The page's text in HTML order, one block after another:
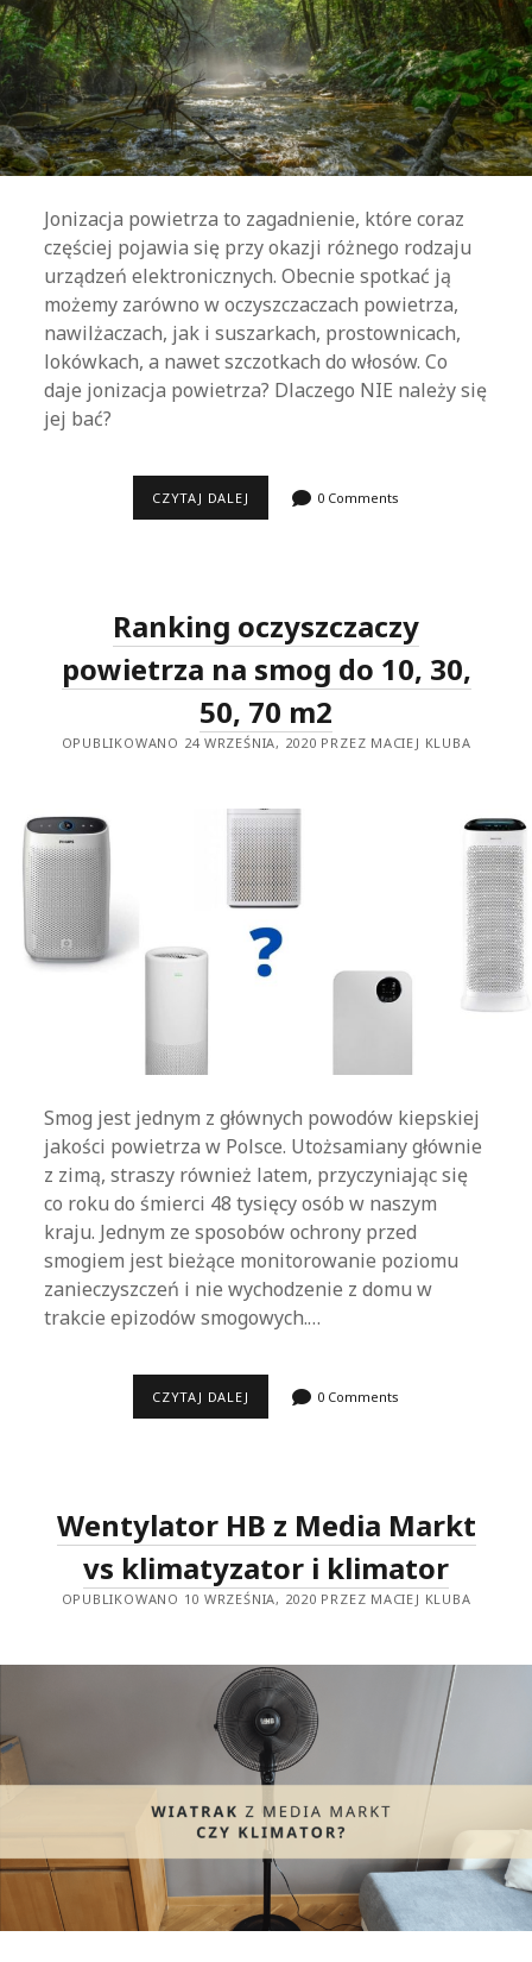
Jonizacja powietrza to zagadnienie, które coraz
częściej pojawia się przy okazji różnego rodzaju
urządzeń elektronicznych. Obecnie spotkać ją
możemy zarówno w oczyszczaczach powietrza,
nawilżaczach, jak i suszarkach, prostownicach,
lokówkach, a nawet szczotkach do włosów. Co
daje jonizacja powietrza? Dlaczego NIE należy się
jej bać?
CZYTAJ DALEJ
JONIZACJA
POWIETRZA?
0 Comments
Ranking oczyszczaczy
powietrza na smog do 10, 30,
50, 70 m2
OPUBLIKOWANO 24 WRZEŚNIA, 2020 PRZEZ MACIEJ KLUBA
Smog jest jednym z głównych powodów kiepskiej
jakości powietrza w Polsce. Utożsamiany głównie
z zimą, straszy również latem, przyczyniając się
co roku do śmierci 48 tysięcy osób w naszym
kraju. Jednym ze sposobów ochrony przed
smogiem jest bieżące monitorowanie poziomu
zanieczyszczeń i nie wychodzenie z domu w
trakcie epizodów smogowych.…
CZYTAJ DALEJ RANKING
30,
50,
M2
0 Comments
Wentylator HB z Media Markt
vs klimatyzator i klimator
OPUBLIKOWANO 10 WRZEŚNIA, 2020 PRZEZ MACIEJ KLUBA